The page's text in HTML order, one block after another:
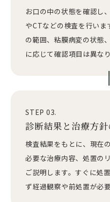
お口の中の状態を確認し
やCTなどの検査を行いま
の範囲、粘膜病変の状態
に応じて確認項目は異なり
STEP 03.
診断結果と治療方
検査結果をもとに、現在
必要な治療内容、処置の
ご説明します。すぐに処
ず経過観察や前処置が必